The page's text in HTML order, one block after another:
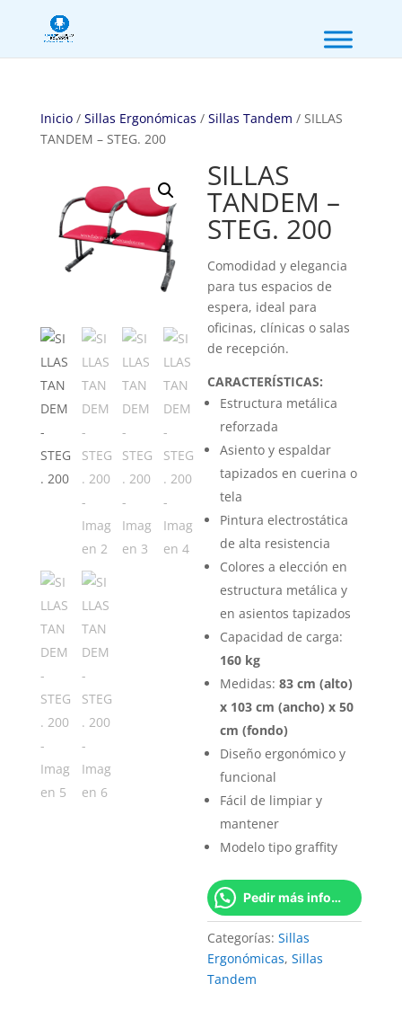
Inicio/ Sillas Ergonómicas / Sillas Tandem / SILLAS
TANDEM – STEG. 200
SILLAS
TANDEM –
STEG. 200
Comodidad y elegancia
para tus espacios de
espera, ideal para
oficinas, clínicas o salas
de recepción.
CARACTERÍSTICAS:
Estructura metálica
reforzada
Asiento y espaldar
tapizados en cuerina o
tela
Pintura electrostática
de alta resistencia
Colores a elección en
estructura metálica y
en asientos tapizados
Capacidad de carga:
160 kg
Medidas:83 cm (alto)
x 103 cm (ancho) x 50
cm (fondo)
Diseño ergonómico y
funcional
Fácil de limpiar y
mantener
Modelo tipo graffity
Pedir más información
Categorías:Sillas
Ergonómicas,Sillas
Tandem